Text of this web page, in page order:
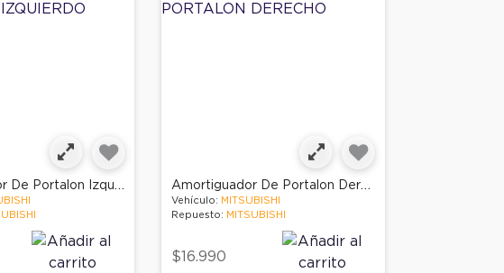
Amortiguador De Portalon Izquierdo Amortiguador De Portalon Derecho
Vehículo: MITSUBISHI
Repuesto: MITSUBISHI
$16.990